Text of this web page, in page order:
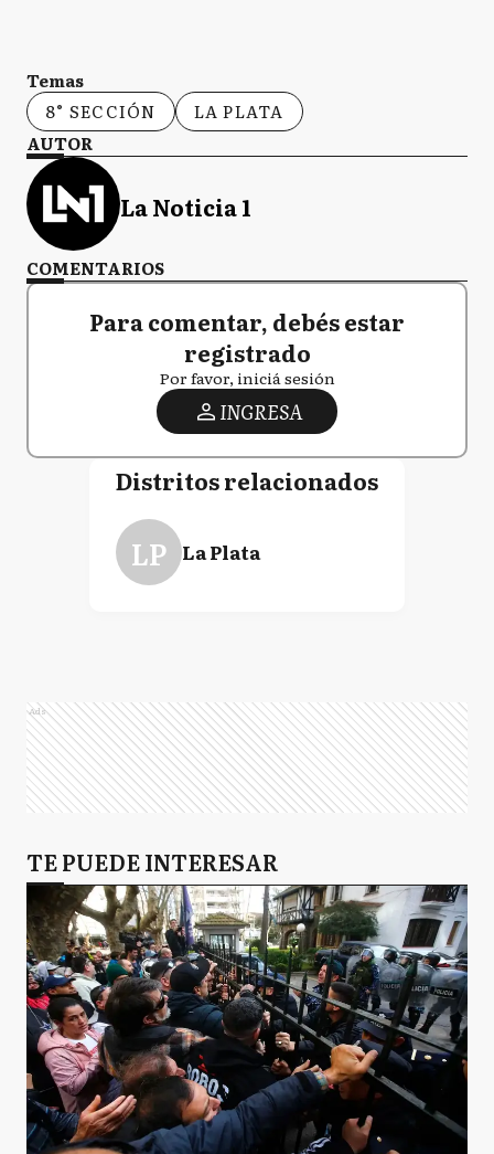
Temas
8° SECCIÓN
LA PLATA
AUTOR
La Noticia 1
COMENTARIOS
Para comentar, debés estar
registrado
Por favor, iniciá sesión
INGRESA
Distritos relacionados
LP La Plata
Ads
TE PUEDE INTERESAR